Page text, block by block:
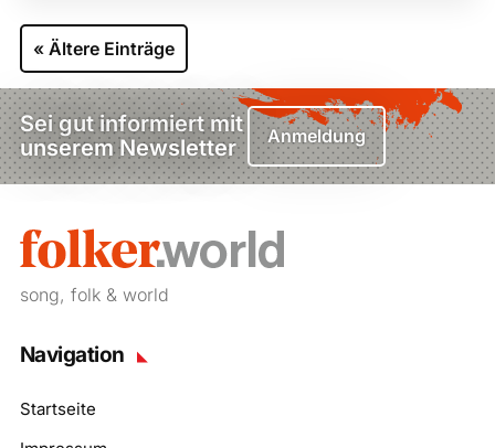
« Ältere Einträge
Sei gut informiert mit
unserem Newsletter
Anmeldung
song, folk & world
Navigation
Startseite